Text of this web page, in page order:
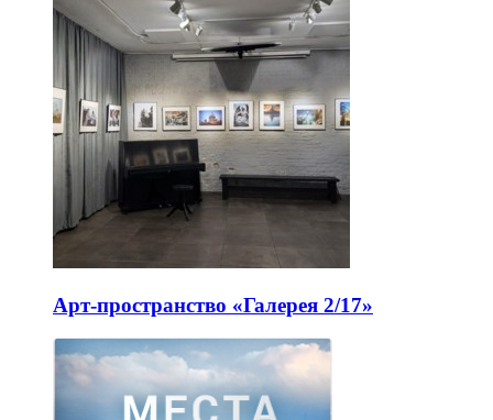
Арт-пространство «Галерея 2/17»